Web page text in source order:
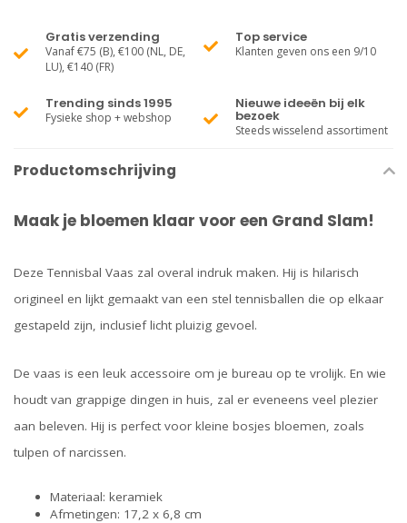
Gratis verzending
Vanaf €75 (B), €100 (NL, DE,
LU), €140 (FR)
Top service
Klanten geven ons een 9/10
Trending sinds 1995
Fysieke shop + webshop
Nieuwe ideeën bij elk
bezoek
Steeds wisselend assortiment
Productomschrijving
Maak je bloemen klaar voor een Grand Slam!
Deze Tennisbal Vaas zal overal indruk maken. Hij is hilarisch
origineel en lijkt gemaakt van een stel tennisballen die op elkaar
gestapeld zijn, inclusief licht pluizig gevoel.
De vaas is een leuk accessoire om je bureau op te vrolijk. En wie
houdt van grappige dingen in huis, zal er eveneens veel plezier
aan beleven. Hij is perfect voor kleine bosjes bloemen, zoals
tulpen of narcissen.
Materiaal: keramiek
Afmetingen: 17,2 x 6,8 cm